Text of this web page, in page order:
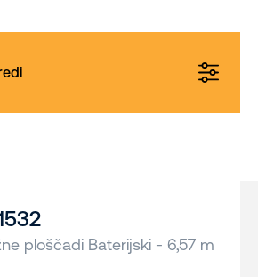
ploščadi Baterijski - 6,57 m